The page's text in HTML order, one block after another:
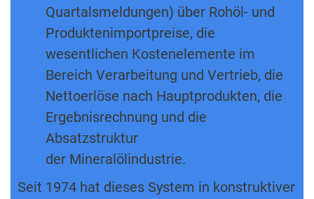
Quartalsmeldungen) über Rohöl- und
Produktenimportpreise, die
wesentlichen Kostenelemente im
Bereich Verarbeitung und Vertrieb, die
Nettoerlöse nach Hauptprodukten, die
Ergebnisrechnung und die
Absatzstruktur
der Mineralölindustrie.
Seit 1974 hat dieses System in konstruktiver